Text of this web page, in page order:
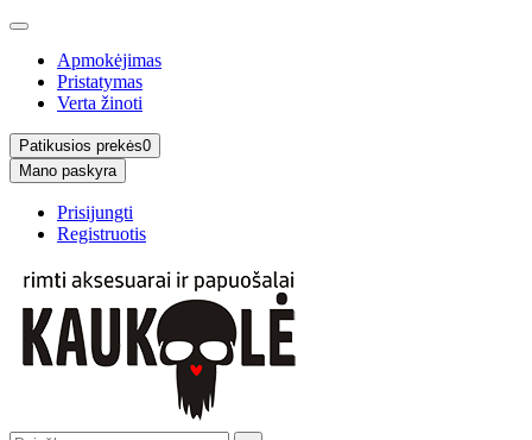
Apmokėjimas
Pristatymas
Verta žinoti
Patikusios prekės0
Mano paskyra
Prisijungti
Registruotis